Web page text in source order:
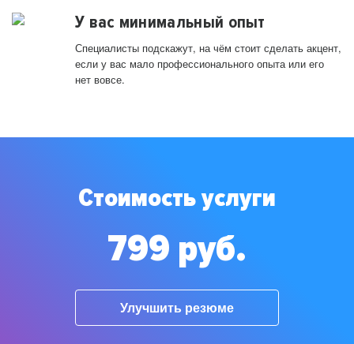
У вас минимальный опыт
Специалисты подскажут, на чём стоит сделать акцент,
если у вас мало профессионального опыта или его
нет вовсе.
Стоимость услуги
799 руб.
Улучшить резюме